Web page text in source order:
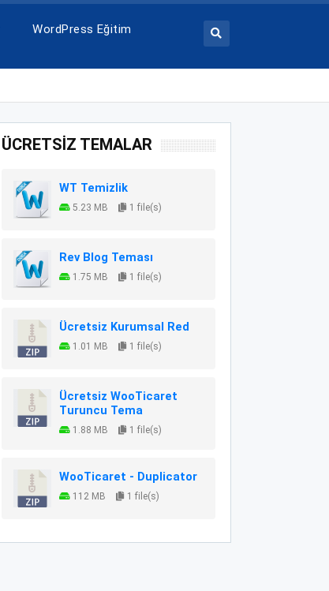
WordPress Eğitim
ÜCRETSİZ TEMALAR
WT Temizlik
5.23 MB 1 file(s)
Rev Blog Teması
1.75 MB 1 file(s)
Ücretsiz Kurumsal Red
1.01 MB 1 file(s)
Ücretsiz WooTicaret
Turuncu Tema
1.88 MB 1 file(s)
WooTicaret - Duplicator
112 MB 1 file(s)